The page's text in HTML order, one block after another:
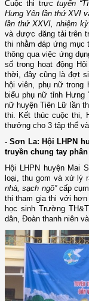
Cuộc thi trựctuyến
Hưng Yên lần thứ XVI
lần thứ XXVI, nhiệm kỳ
và được đăng tải trên
thi nhằm đáp ứng mục
thông qua việc ứng
số trong hoạt động
thời, đây cũng là đợt
hội viên, phụ nữ trong
biểu phụ nữ tỉnh Hưng
nữ huyện Tiên Lữ lần
thi. Kết thúc cuộc thi,
thưởng cho 3 tập thể
- Sơn La: Hội LHPN
truyền chung tay
Hội LHPN huyện Mai
loại, thu gom và xử lý
nhà, sạch ngõ”cấp
thi tham gia thi với hơn
học sinh Trường
dân, Đoàn thanh niên